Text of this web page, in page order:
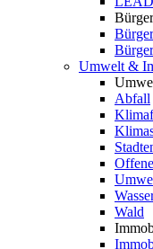
Umwelt &
Abfall
Wald